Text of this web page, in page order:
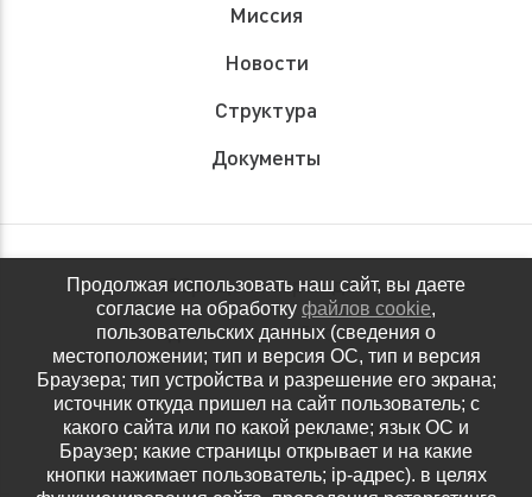
Миссия
Новости
Структура
Документы
Обращения граждан
Антидопинговое обеспечение
Контакты
Политика конфиденциальности
Продолжая использовать наш сайт, вы даете
согласие на обработку файлов cookie,
пользовательских данных (сведения о
местоположении; тип и версия ОС, тип и версия
Браузера; тип устройства и разрешение его экрана;
источник откуда пришел на сайт пользователь; с
какого сайта или по какой рекламе; язык ОС и
Браузер; какие страницы открывает и на какие
кнопки нажимает пользователь; ip-адрес). в целях